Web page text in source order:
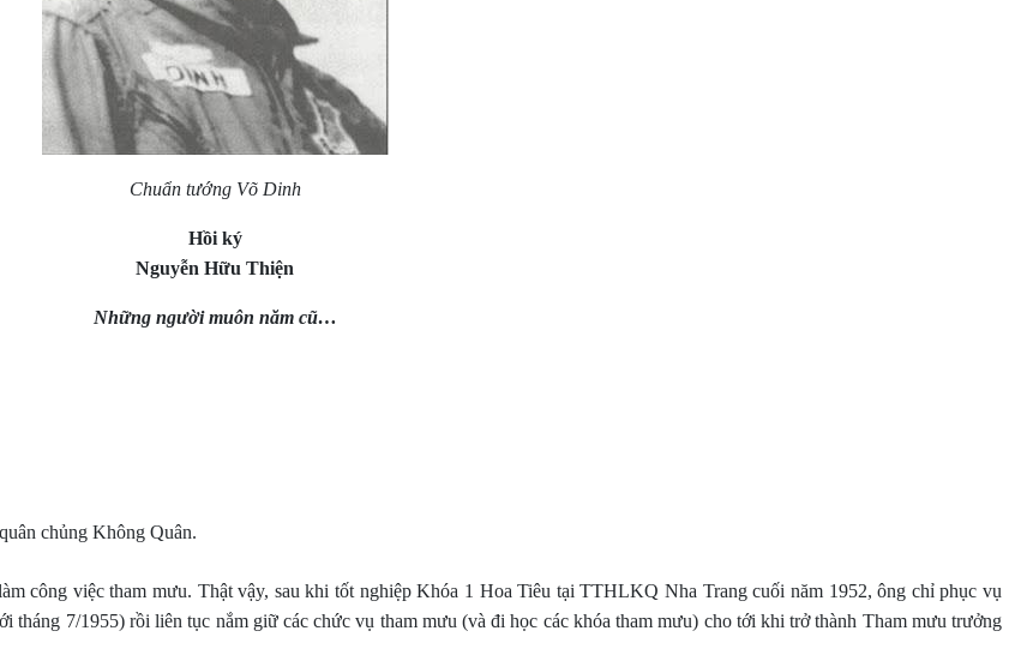
Chuẩn tướng Võ Dinh
Hồi ký
Nguyễn Hữu Thiện
Những người muôn năm cũ…
chủng Không Quân.
công việc tham mưu. Thật vậy, sau khi tốt nghiệp Khóa 1 Hoa Tiêu tại TTHLKQ Nha Trang cuối năm 1952, ông chỉ phục vụ
tháng 7/1955) rồi liên tục nắm giữ các chức vụ tham mưu (và đi học các khóa tham mưu) cho tới khi trở thành Tham mưu trưởng